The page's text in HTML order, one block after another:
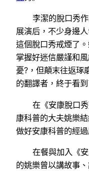
李潔的脫口秀
展演后，不少身邊
這個脫口秀戒煙了
掌握好迷信嚴謹和
憂?，但顛末往返琢
的翻譯者，終于看
在《安康脫口
康科普的大夫姚樂
做好安康科普的經
在餐與加入《
的姚樂曾以講故事